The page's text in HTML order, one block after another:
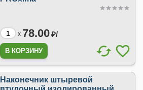
x 78.00₽/
Наконечник штыревой